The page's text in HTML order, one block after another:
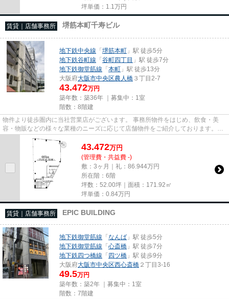
坪単価： 1.1 万円
賃貸｜店舗事務所 堺筋本町千寿ビル
地下鉄中央線 「堺筋本町 」駅 徒歩5分
地下鉄谷町線 「谷町四丁目 」駅 徒歩7分
地下鉄御堂筋線 「本町 」駅 徒歩13分
大阪府大阪市中央区農人橋 ３丁目2-7
43.472万円
築年数：築36年 ｜募集中： 1室
階数：8階建
物件より徒歩圏内に当社営業店がございます。 事務所物件をはじめ、飲食・美
容・物販などの様々な業種のニーズに応じて店舗物件をご紹介しております。
尚、弊社ではおとり広告は一切...
43.472万円
(管理費・共益費 -)
敷：3ヶ月｜礼：86.944万円
所在階：6階
坪数：52.00坪｜面積：171.92㎡
坪単価： 0.84万円
賃貸｜店舗事務所 EPIC BUILDING
地下鉄御堂筋線 「なんば 」駅 徒歩5分
地下鉄御堂筋線 「心斎橋 」駅 徒歩7分
地下鉄四つ橋線 「四ツ橋 」駅 徒歩9分
大阪府大阪市中央区西心斎橋 ２丁目3-16
49.5万円
築年数：築2年 ｜募集中： 1室
階数：7階建